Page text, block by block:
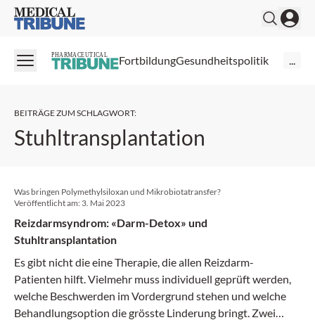
Medical Tribune
PHARMACEUTICAL FortbildungGesundheitspolitik ...
BEITRÄGE ZUM SCHLAGWORT:
Stuhltransplantation
Was bringen Polymethylsiloxan und Mikrobiotatransfer?
Veröffentlicht am: 3. Mai 2023
Reizdarmsyndrom: «Darm-Detox» und
Stuhltransplantation
Es gibt nicht die eine Therapie, die allen Reizdarm-
Patienten hilft. Vielmehr muss individuell geprüft werden,
welche Beschwerden im Vordergrund stehen und welche
Behandlungs­option die grösste Linderung bringt. Zwei